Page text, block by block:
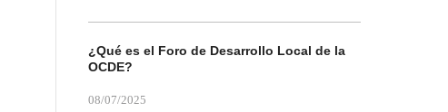
¿Qué es el Foro de Desarrollo Local de la
OCDE?
08/07/2025